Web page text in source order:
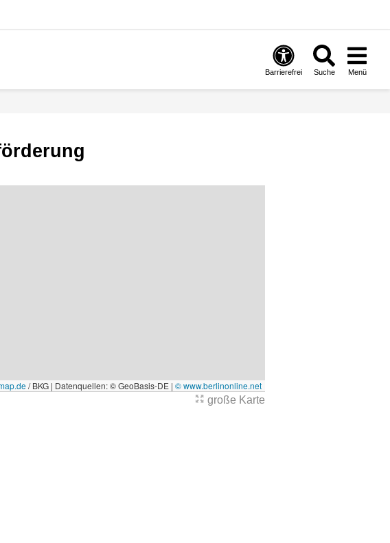
Barrierefrei Suche Menü
/ BKG | Datenquellen: © GeoBasis-DE | © www.berlinonline.net
große Karte